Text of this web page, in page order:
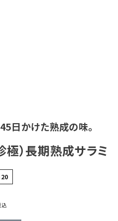
日かけた熟成の味。
）長期熟成サラミ
込